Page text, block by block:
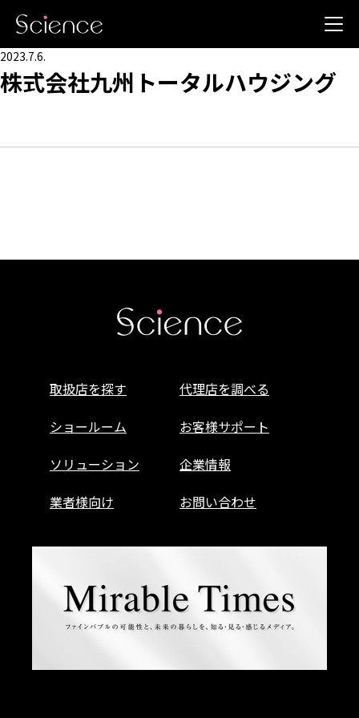
2023.7.6.
株式会社九州トータルハウジング
取扱店を探す
代理店を調べる
ショールーム
お客様サポート
ソリューション
企業情報
業者様向け
お問い合わせ